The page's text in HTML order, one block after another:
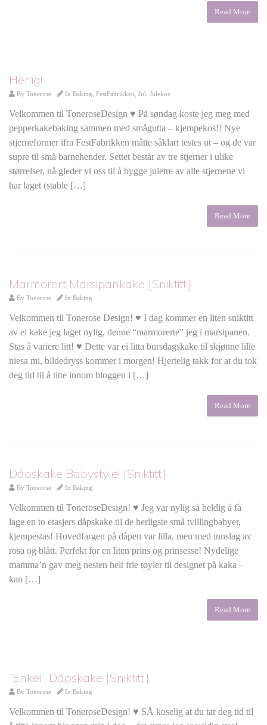
Read More
Herlig!
By Tonerose In Baking FestFabrikken Jul Julekos
Velkommen til ToneroseDesign ♥ På søndag koste jeg meg med
pepperkakebaking sammen med smågutta – kjempekos!! Nye
stjerneformer ifra FestFabrikken måtte såklart testes ut – og de var
supre til små barnehender. Settet består av tre stjerner i ulike
størrelser, nå gleder vi oss til å bygge juletre av alle stjernene vi
har laget (stable […]
Read More
Marmorert Marsipankake {Sniktitt}
By Tonerose In Baking
Velkommen til Tonerose Design! ♥ I dag kommer en liten sniktitt
av ei kake jeg laget nylig, denne “marmorerte” jeg i marsipanen.
Stas å variere litt! ♥ Dette var ei litta bursdagskake til skjønne lille
niesa mi, bildedryss kommer i morgen! Hjertelig takk for at du tok
deg tid til å titte innom bloggen i […]
Read More
Dåpskake Babystyle! {Sniktitt}
By Tonerose In Baking
Velkommen til ToneroseDesign! ♥ Jeg var nylig så heldig å få
lage en to etasjers dåpskake til de herligste små tvillingbabyer,
kjempestas! Hovedfargen på dåpen var lilla, men med innslag av
rosa og blått. Perfekt for en liten prins og prinsesse! Nydelige
mamma’n gav meg nesten helt frie tøyler til designet på kaka –
kan […]
Read More
“Enkel” Dåpskake {Sniktitt}
By Tonerose In Baking
Velkommen til ToneroseDesign! ♥ SÅ koselig at du tar deg tid til